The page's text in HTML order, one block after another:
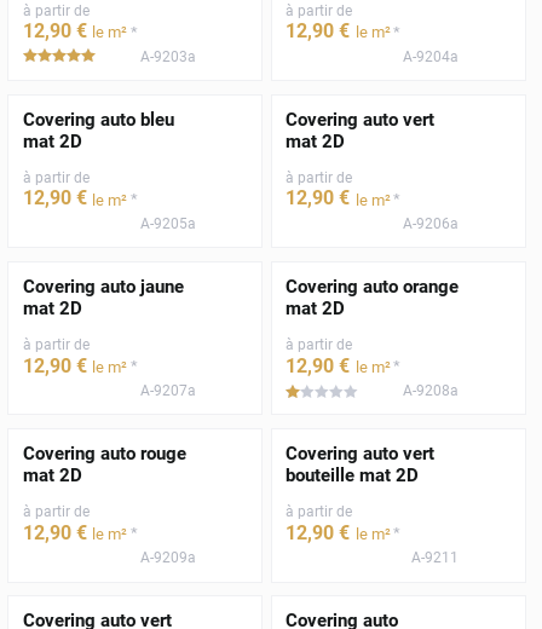
à partir de
12,90 € le m² *
***** A-9203a
à partir de
12,90 € le m²*
A-9204a
Covering auto bleu
mat 2D
à partir de
12,90 € le m² *
A-9205a
Covering auto vert
mat 2D
à partir de
12,90 € le m²*
A-9206a
Covering auto jaune
mat 2D
à partir de
12,90 € le m² *
A-9207a
Covering auto orange
mat 2D
à partir de
12,90 € le m²*
***** A-9208a
Covering auto rouge
mat 2D
à partir de
12,90 € le m² *
A-9209a
Covering auto vert
bouteille mat 2D
à partir de
12,90 € le m²*
A-9211
Covering auto vert Covering auto